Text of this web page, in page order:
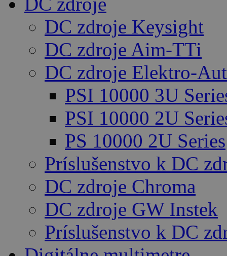
DC zdroje Keysight
DC zdroje Aim-TTi
DC zdroje Elektro-
PSI 10000 3U
PSI 10000 2U
PS 10000 2U Series
Príslušenstvo k DC
DC zdroje Chroma
DC zdroje GW Instek
Príslušenstvo k DC